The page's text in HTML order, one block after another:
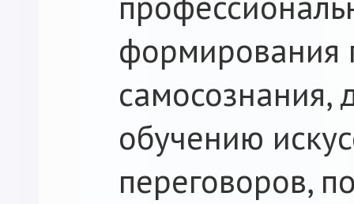
формирования
самосознания,
обучению
переговоров,